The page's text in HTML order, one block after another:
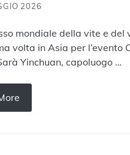
2026
mondiale della vite e del
volta in Asia per l’evento
Yinchuan, capoluogo …